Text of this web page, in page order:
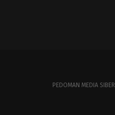
PEDOMAN MEDIA SIBER